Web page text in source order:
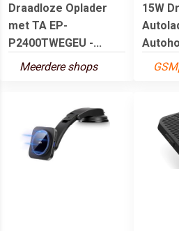
Draadloze Oplader
met TA EP-
P2400TWEGEU -...
Meerdere shops
15W